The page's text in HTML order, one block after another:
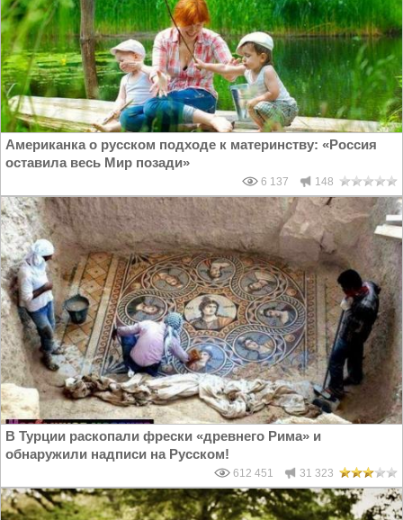
Американка о русском подходе к материнству: «Россия
оставила весь Мир позади»
6 137 148
В Турции раскопали фрески «древнего Рима» и
обнаружили надписи на Русском!
612 451 31 323